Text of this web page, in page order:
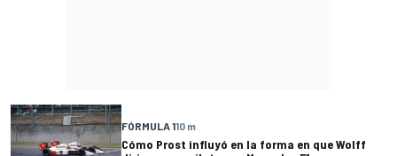
FÓRMULA 110 m
Cómo Prost influyó en la forma en que Wolff